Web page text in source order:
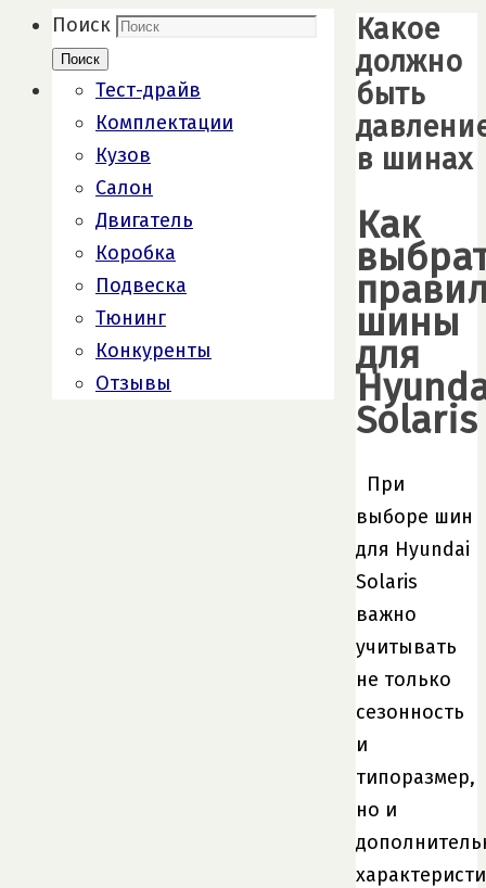
Какое
должно
быть
в шинах
Как
шины
для
Solaris
При
выборе шин
для Hyundai
Solaris
важно
учитывать
не только
сезонность
и
типоразмер,
но и
Поиск
Поиск
Тест-драйв
Комплектации
Кузов
Салон
Двигатель
Коробка
Подвеска
Тюнинг
Конкуренты
Отзывы